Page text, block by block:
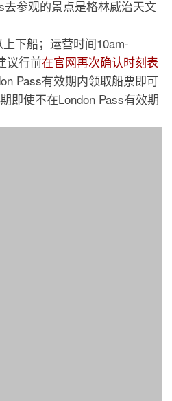
参观的景点是格林威治天文
下船；运营时间10am-
议行前在官网再次确认时刻表
Pass有效期内领取船票即可
即使不在London Pass有效期